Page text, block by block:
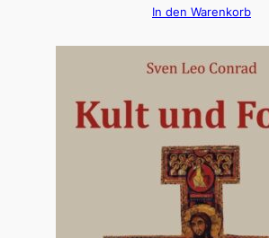
In den Warenkorb